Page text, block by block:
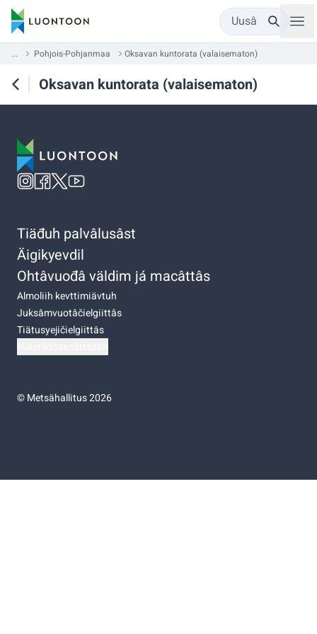
Uusâ
... Pohjois-Pohjanmaa Oksavan kuntorata (valaisematon)
Oksavan kuntorata (valaisematon)
Tiäđuh palvâlusâst
Äigikyevdil
Ohtâvuođâ väldim já macâttâs
Almoliih kevttimiävtuh
Juksâmvuotâčielgiittâs
Tiätusyejičielgiittâs
©Metsähallitus 2026